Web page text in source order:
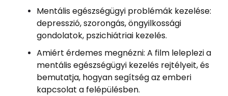
Mentális egészségügyi problémák kezelése:
depresszió, szorongás, öngyilkossági
gondolatok, pszichiátriai kezelés.
Amiért érdemes megnézni: A film leleplezi a
mentális egészségügyi kezelés rejtélyeit, és
bemutatja, hogyan segítség az emberi
kapcsolat a felépülésben.